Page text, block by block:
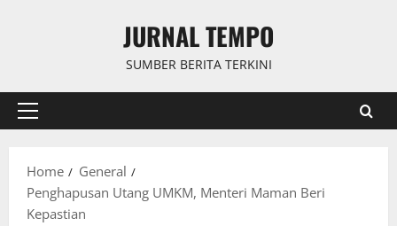
JURNAL TEMPO
SUMBER BERITA TERKINI
Primary
Home
General
Penghapusan Utang UMKM, Menteri Maman Beri
Kepastian